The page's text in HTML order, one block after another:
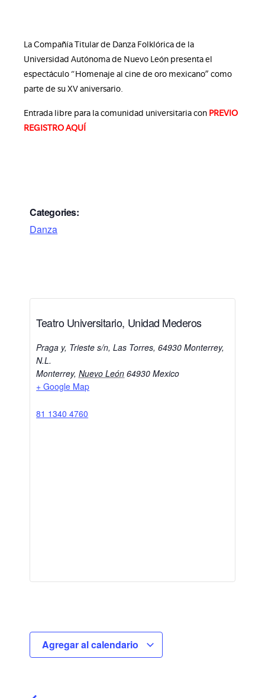
La Compañía Titular de Danza Folklórica de la
Universidad Autónoma de Nuevo León presenta el
espectáculo “Homenaje al cine de oro mexicano” como
parte de su XV aniversario.
Entrada libre para la comunidad universitaria con PREVIO
REGISTRO AQUÍ
Categories:
Danza
Teatro Universitario, Unidad Mederos
Praga y, Trieste s/n, Las Torres, 64930 Monterrey,
N.L.
Monterrey, Nuevo León 64930 Mexico
+ Google Map
81 1340 4760
Agregar al calendario